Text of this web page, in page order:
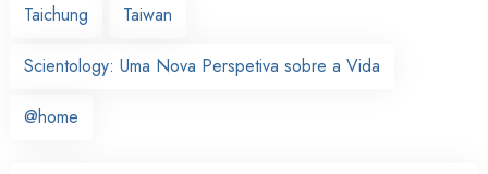
Taichung
Taiwan
Scientology: Uma Nova Perspetiva sobre a Vida
@home